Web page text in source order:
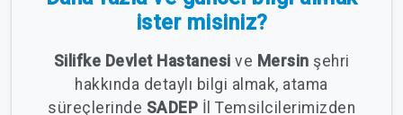
ister misiniz?
Silifke Devlet Hastanesi ve Mersin şehri
hakkında detaylı bilgi almak, atama
süreçlerinde SADEP İl Temsilcilerimizden